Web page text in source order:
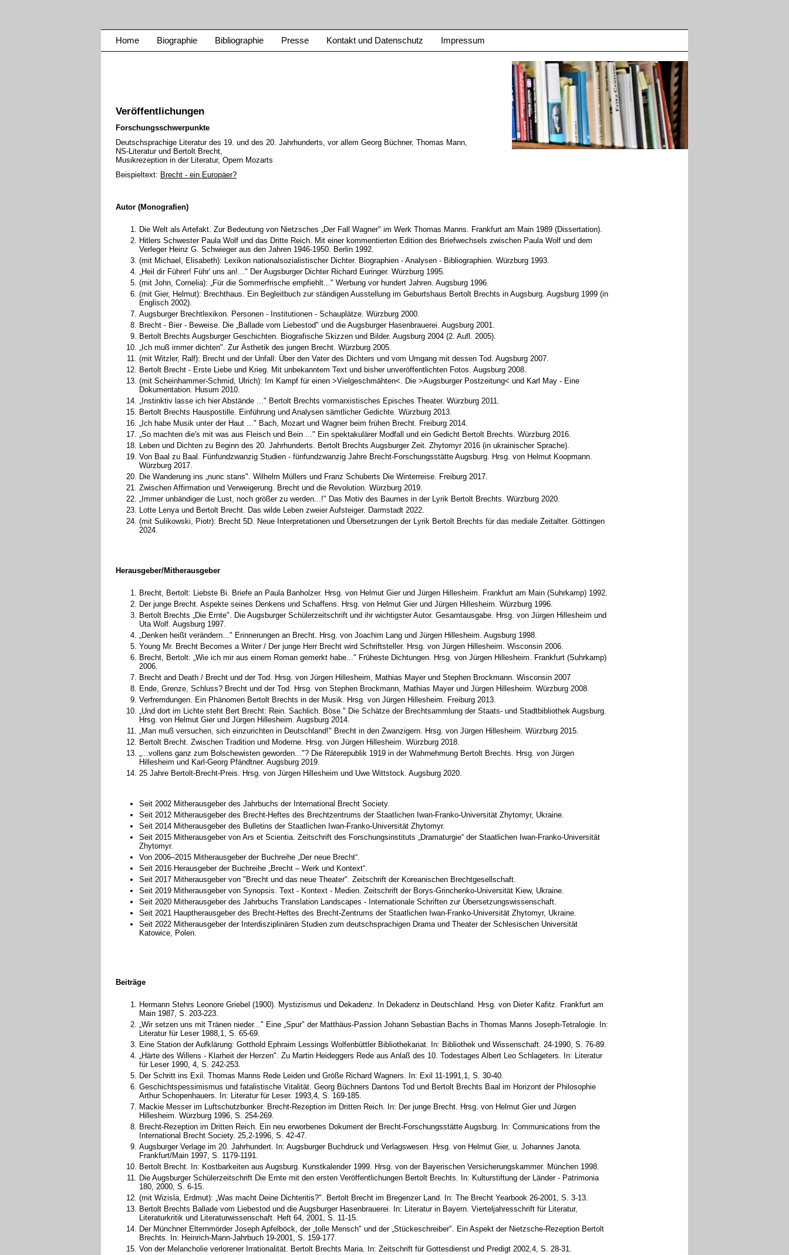
Home Biographie Bibliographie Presse Kontakt und Datenschutz Impressum
Veröffentlichungen
Forschungsschwerpunkte
Deutschsprachige Literatur des 19. und des 20. Jahrhunderts, vor allem Georg Büchner, Thomas Mann,
NS-Literatur und Bertolt Brecht,
Musikrezeption in der Literatur, Opern Mozarts
Beispieltext: Brecht - ein Europäer?
Autor (Monografien)
Die Welt als Artefakt. Zur Bedeutung von Nietzsches „Der Fall Wagner" im Werk Thomas Manns. Frankfurt am Main 1989 (Dissertation).
Hitlers Schwester Paula Wolf und das Dritte Reich. Mit einer kommentierten Edition des Briefwechsels zwischen Paula Wolf und dem
Verleger Heinz G. Schwieger aus den Jahren 1946-1950. Berlin 1992.
(mit Michael, Elisabeth): Lexikon nationalsozialistischer Dichter. Biographien - Analysen - Bibliographien. Würzburg 1993.
„Heil dir Führer! Führ' uns an!..." Der Augsburger Dichter Richard Euringer. Würzburg 1995.
(mit John, Cornelia): „Für die Sommerfrische empfiehlt..." Werbung vor hundert Jahren. Augsburg 1996.
(mit Gier, Helmut): Brechthaus. Ein Begleitbuch zur ständigen Ausstellung im Geburtshaus Bertolt Brechts in Augsburg. Augsburg 1999 (in
Englisch 2002).
Augsburger Brechtlexikon. Personen - Institutionen - Schauplätze. Würzburg 2000.
Brecht - Bier - Beweise. Die „Ballade vom Liebestod" und die Augsburger Hasenbrauerei. Augsburg 2001.
Bertolt Brechts Augsburger Geschichten. Biografische Skizzen und Bilder. Augsburg 2004 (2. Aufl. 2005).
„Ich muß immer dichten". Zur Ästhetik des jungen Brecht. Würzburg 2005.
(mit Witzler, Ralf): Brecht und der Unfall: Über den Vater des Dichters und vom Umgang mit dessen Tod. Augsburg 2007.
Bertolt Brecht - Erste Liebe und Krieg. Mit unbekanntem Text und bisher unveröffentlichten Fotos. Augsburg 2008.
(mit Scheinhammer-Schmid, Ulrich): Im Kampf für einen >Vielgeschmähten<. Die >Augsburger Postzeitung< und Karl May - Eine
Dokumentation. Husum 2010.
„Instinktiv lasse ich hier Abstände ..." Bertolt Brechts vormarxistisches Episches Theater. Würzburg 2011.
Bertolt Brechts Hauspostille. Einführung und Analysen sämtlicher Gedichte. Würzburg 2013.
„Ich habe Musik unter der Haut ..." Bach, Mozart und Wagner beim frühen Brecht. Freiburg 2014.
„So machten die's mit was aus Fleisch und Bein ..." Ein spektakulärer Modfall und ein Gedicht Bertolt Brechts. Würzburg 2016.
Leben und Dichten zu Beginn des 20. Jahrhunderts. Bertolt Brechts Augsburger Zeit. Zhytomyr 2016 (in ukrainischer Sprache).
Von Baal zu Baal. Fünfundzwanzig Studien - fünfundzwanzig Jahre Brecht-Forschungsstätte Augsburg. Hrsg. von Helmut Koopmann.
Würzburg 2017.
Die Wanderung ins „nunc stans". Wilhelm Müllers und Franz Schuberts Die Winterreise. Freiburg 2017.
Zwischen Affirmation und Verweigerung. Brecht und die Revolution. Würzburg 2019.
„Immer unbändiger die Lust, noch größer zu werden...!" Das Motiv des Baumes in der Lyrik Bertolt Brechts. Würzburg 2020.
Lotte Lenya und Bertolt Brecht. Das wilde Leben zweier Aufsteiger. Darmstadt 2022.
(mit Sulikowski, Piotr): Brecht 5D. Neue Interpretationen und Übersetzungen der Lyrik Bertolt Brechts für das mediale Zeitalter. Göttingen
2024.
Herausgeber/Mitherausgeber
Brecht, Bertolt: Liebste Bi. Briefe an Paula Banholzer. Hrsg. von Helmut Gier und Jürgen Hillesheim. Frankfurt am Main (Suhrkamp) 1992.
Der junge Brecht. Aspekte seines Denkens und Schaffens. Hrsg. von Helmut Gier und Jürgen Hillesheim. Würzburg 1996.
Bertolt Brechts „Die Ernte". Die Augsburger Schülerzeitschrift und ihr wichtigster Autor. Gesamtausgabe. Hrsg. von Jürgen Hillesheim und
Uta Wolf. Augsburg 1997.
„Denken heißt verändern..." Erinnerungen an Brecht. Hrsg. von Joachim Lang und Jürgen Hillesheim. Augsburg 1998.
Young Mr. Brecht Becomes a Writer / Der junge Herr Brecht wird Schriftsteller. Hrsg. von Jürgen Hillesheim. Wisconsin 2006.
Brecht, Bertolt: „Wie ich mir aus einem Roman gemerkt habe..." Früheste Dichtungen. Hrsg. von Jürgen Hillesheim. Frankfurt (Suhrkamp)
2006.
Brecht and Death / Brecht und der Tod. Hrsg. von Jürgen Hillesheim, Mathias Mayer und Stephen Brockmann. Wisconsin 2007
Ende, Grenze, Schluss? Brecht und der Tod. Hrsg. von Stephen Brockmann, Mathias Mayer und Jürgen Hillesheim. Würzburg 2008.
Verfremdungen. Ein Phänomen Bertolt Brechts in der Musik. Hrsg. von Jürgen Hillesheim. Freiburg 2013.
„Und dort im Lichte steht Bert Brecht: Rein. Sachlich. Böse." Die Schätze der Brechtsammlung der Staats- und Stadtbibliothek Augsburg.
Hrsg. von Helmut Gier und Jürgen Hillesheim. Augsburg 2014.
„Man muß versuchen, sich einzurichten in Deutschland!" Brecht in den Zwanzigern. Hrsg. von Jürgen Hillesheim. Würzburg 2015.
Bertolt Brecht. Zwischen Tradition und Moderne. Hrsg. von Jürgen Hillesheim. Würzburg 2018.
„...vollens ganz zum Bolschewisten geworden..."? Die Räterepublik 1919 in der Wahrnehmung Bertolt Brechts. Hrsg. von Jürgen
Hillesheim und Karl-Georg Pfändtner. Augsburg 2019.
25 Jahre Bertolt-Brecht-Preis. Hrsg. von Jürgen Hillesheim und Uwe Wittstock. Augsburg 2020.
Seit 2002 Mitherausgeber des Jahrbuchs der International Brecht Society.
Seit 2012 Mitherausgeber des Brecht-Heftes des Brechtzentrums der Staatlichen Iwan-Franko-Universität Zhytomyr, Ukraine.
Seit 2014 Mitherausgeber des Bulletins der Staatlichen Iwan-Franko-Universität Zhytomyr.
Seit 2015 Mitherausgeber von Ars et Scientia. Zeitschrift des Forschungsinstituts „Dramaturgie“ der Staatlichen Iwan-Franko-Universität
Zhytomyr.
Von 2006–2015 Mitherausgeber der Buchreihe „Der neue Brecht“.
Seit 2016 Herausgeber der Buchreihe „Brecht – Werk und Kontext“.
Seit 2017 Mitherausgeber von "Brecht und das neue Theater". Zeitschrift der Koreanischen Brechtgesellschaft.
Seit 2019 Mitherausgeber von Synopsis. Text - Kontext - Medien. Zeitschrift der Borys-Grinchenko-Universität Kiew, Ukraine.
Seit 2020 Mitherausgeber des Jahrbuchs Translation Landscapes - Internationale Schriften zur Übersetzungswissenschaft.
Seit 2021 Hauptherausgeber des Brecht-Heftes des Brecht-Zentrums der Staatlichen Iwan-Franko-Universität Zhytomyr, Ukraine.
Seit 2022 Mitherausgeber der Interdisziplinären Studien zum deutschsprachigen Drama und Theater der Schlesischen Universität
Katowice, Polen.
Beiträge
Hermann Stehrs Leonore Griebel (1900). Mystizismus und Dekadenz. In Dekadenz in Deutschland. Hrsg. von Dieter Kafitz. Frankfurt am
Main 1987, S. 203-223.
„Wir setzen uns mit Tränen nieder..." Eine „Spur" der Matthäus-Passion Johann Sebastian Bachs in Thomas Manns Joseph-Tetralogie. In:
Literatur für Leser 1988,1, S. 65-69.
Eine Station der Aufklärung: Gotthold Ephraim Lessings Wolfenbüttler Bibliothekariat. In: Bibliothek und Wissenschaft. 24-1990, S. 76-89.
„Härte des Willens - Klarheit der Herzen". Zu Martin Heideggers Rede aus Anlaß des 10. Todestages Albert Leo Schlageters. In: Literatur
für Leser 1990, 4, S. 242-253.
Der Schritt ins Exil. Thomas Manns Rede Leiden und Größe Richard Wagners. In: Exil 11-1991,1, S. 30-40.
Geschichtspessimismus und fatalistische Vitalität. Georg Büchners Dantons Tod und Bertolt Brechts Baal im Horizont der Philosophie
Arthur Schopenhauers. In: Literatur für Leser. 1993,4, S. 169-185.
Mackie Messer im Luftschutzbunker. Brecht-Rezeption im Dritten Reich. In: Der junge Brecht. Hrsg. von Helmut Gier und Jürgen
Hillesheim. Würzburg 1996, S. 254-269.
Brecht-Rezeption im Dritten Reich. Ein neu erworbenes Dokument der Brecht-Forschungsstätte Augsburg. In: Communications from the
International Brecht Society. 25,2-1996, S. 42-47.
Augsburger Verlage im 20. Jahrhundert. In: Augsburger Buchdruck und Verlagswesen. Hrsg. von Helmut Gier, u. Johannes Janota.
Frankfurt/Main 1997, S. 1179-1191.
Bertolt Brecht. In: Kostbarkeiten aus Augsburg. Kunstkalender 1999. Hrsg. von der Bayerischen Versicherungskammer. München 1998.
Die Augsburger Schülerzeitschrift Die Ernte mit den ersten Veröffentlichungen Bertolt Brechts. In: Kulturstiftung der Länder - Patrimonia
180, 2000, S. 6-15.
(mit Wizisla, Erdmut): „Was macht Deine Dichteritis?". Bertolt Brecht im Bregenzer Land. In: The Brecht Yearbook 26-2001, S. 3-13.
Bertolt Brechts Ballade vom Liebestod und die Augsburger Hasenbrauerei. In: Literatur in Bayern. Vierteljahresschrift für Literatur,
Literaturkritik und Literaturwissenschaft. Heft 64, 2001, S. 11-15.
Der Münchner Elternmörder Joseph Apfelböck, der „tolle Mensch" und der „Stückeschreiber". Ein Aspekt der Nietzsche-Rezeption Bertolt
Brechts. In: Heinrich-Mann-Jahrbuch 19-2001, S. 159-177.
Von der Melancholie verlorener Irrationalität. Bertolt Brechts Maria. In: Zeitschrift für Gottesdienst und Predigt 2002,4, S. 28-31.